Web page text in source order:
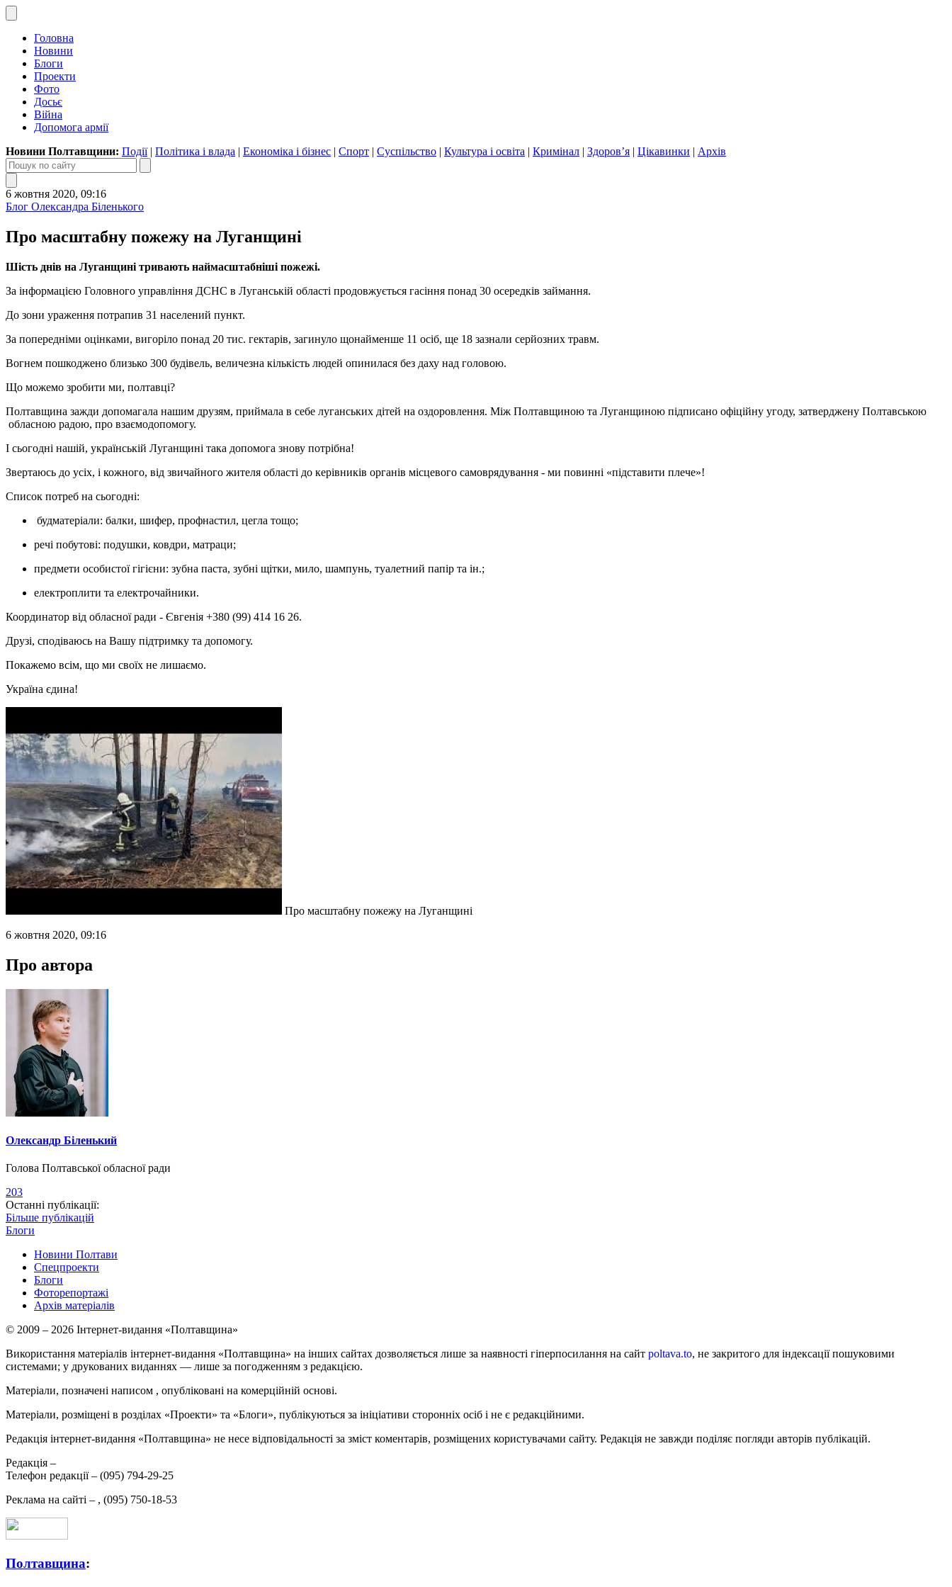
Головна
Новини
Блоги
Проекти
Фото
Досьє
Війна
Допомога армії
Новини Полтавщини: Події| Політика і влада | Економіка і бізнес | Спорт | Суспільство | Культура і освіта | Кримінал | Здоров’я | Цікавинки | Архів
6 жовтня 2020, 09:16
Блог Олександра Біленького
Про масштабну пожежу на Луганщині
Шість днів на Луганщині тривають наймасштабніші пожежі.
За інформацією Головного управління ДСНС в Луганській області продовжується гасіння понад 30 осередків займання.
До зони ураження потрапив 31 населений пункт.
За попередніми оцінками, вигоріло понад 20 тис. гектарів, загинуло щонайменше 11 осіб, ще 18 зазнали серйозних травм.
Вогнем пошкоджено близько 300 будівель, величезна кількість людей опинилася без даху над головою.
Що можемо зробити ми, полтавці?
Полтавщина зажди допомагала нашим друзям, приймала в себе луганських дітей на оздоровлення. Між Полтавщиною та Луганщиною підписано офіційну угоду, затверджену Полтавською
обласною радою, про взаємодопомогу.
І сьогодні нашій, українській Луганщині така допомога знову потрібна!
Звертаюсь до усіх, і кожного, від звичайного жителя області до керівників органів місцевого самоврядування - ми повинні «підставити плече»!
Список потреб на сьогодні:
будматеріали: балки, шифер, профнастил, цегла тощо;
речі побутові: подушки, ковдри, матраци;
предмети особистої гігієни: зубна паста, зубні щітки, мило, шампунь, туалетний папір та ін.;
електроплити та електрочайники.
Координатор від обласної ради - Євгенія +380 (99) 414 16 26.
Друзі, сподіваюсь на Вашу підтримку та допомогу.
Покажемо всім, що ми своїх не лишаємо.
Україна єдина!
Про масштабну пожежу на Луганщині
6 жовтня 2020, 09:16
Про автора
Олександр Біленький
Голова Полтавської обласної ради
203
Останні публікації:
Більше публікацій
Блоги
Новини Полтави
Спецпроекти
Блоги
Фоторепортажі
Архів матеріалів
© 2009 – 2026 Інтернет-видання «Полтавщина»
Використання матеріалів інтернет-видання «Полтавщина» на інших сайтах дозволяється лише за наявності гіперпосилання на сайт poltava.to, не закритого для індексації пошуковими
системами; у друкованих виданнях — лише за погодженням з редакцією.
Матеріали, позначені написом , опубліковані на комерційній основі.
Матеріали, розміщені в розділах «Проекти» та «Блоги», публікуються за ініціативи сторонніх осіб і не є редакційними.
Редакція інтернет-видання «Полтавщина» не несе відповідальності за зміст коментарів, розміщених користувачами сайту. Редакція не завжди поділяє погляди авторів публікацій.
Редакція –
Телефон редакції – (095) 794-29-25
Реклама на сайті – , (095) 750-18-53
Полтавщина: